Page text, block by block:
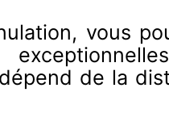
vous
de la